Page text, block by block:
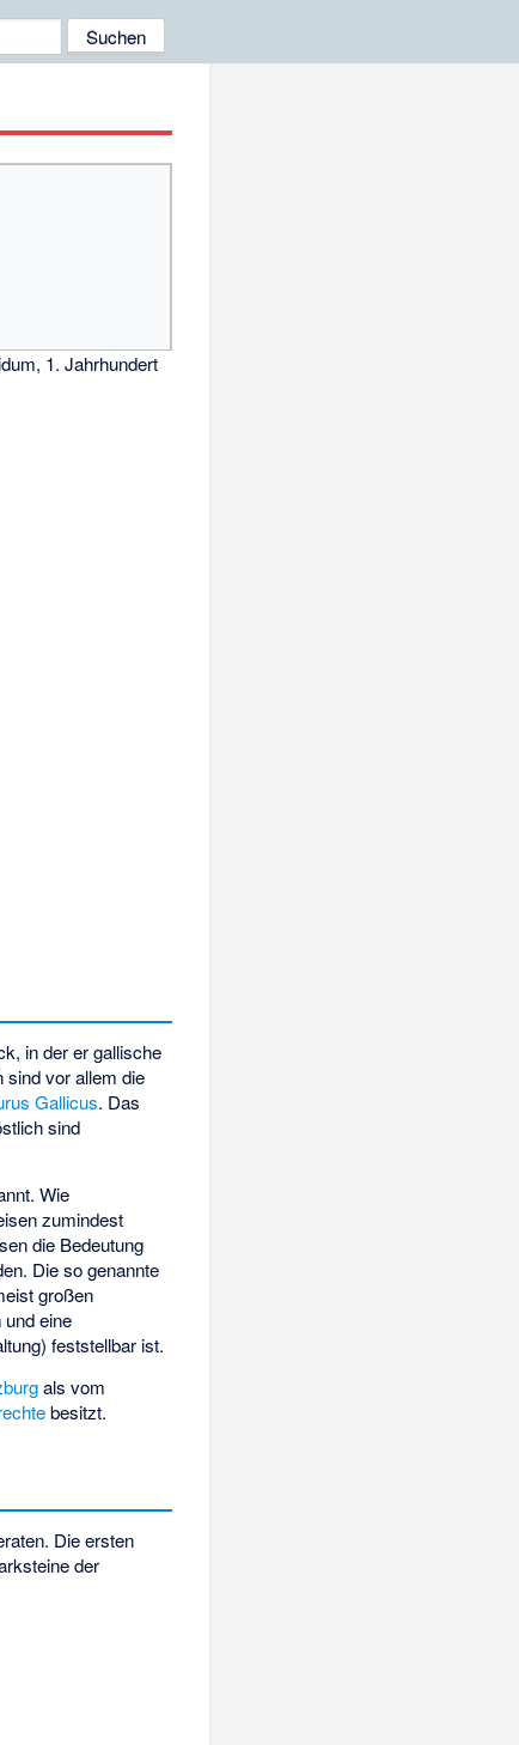
1. Jahrhundert
in der er gallische
sind vor allem die
Gallicus. Das
sind
Wie
zumindest
die Bedeutung
Die so genannte
großen
eine
feststellbar ist.
als vom
besitzt.
Die ersten
der